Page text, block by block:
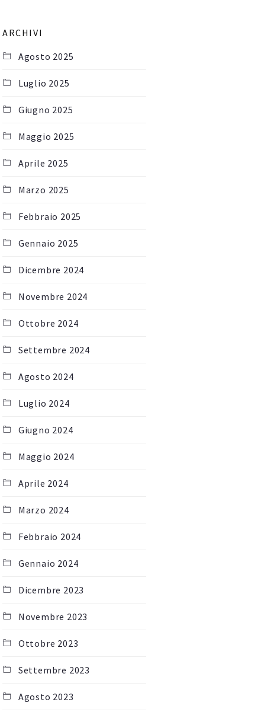
ARCHIVI
Agosto 2025
Luglio 2025
Giugno 2025
Maggio 2025
Aprile 2025
Marzo 2025
Febbraio 2025
Gennaio 2025
Dicembre 2024
Novembre 2024
Ottobre 2024
Settembre 2024
Agosto 2024
Luglio 2024
Giugno 2024
Maggio 2024
Aprile 2024
Marzo 2024
Febbraio 2024
Gennaio 2024
Dicembre 2023
Novembre 2023
Ottobre 2023
Settembre 2023
Agosto 2023